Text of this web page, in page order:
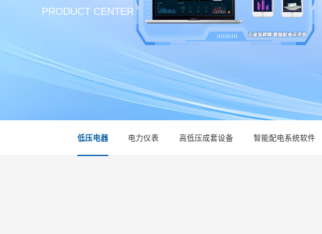
PRODUCT CENTER
低压电器 电力仪表 高低压成套设备 智能配电系统软件